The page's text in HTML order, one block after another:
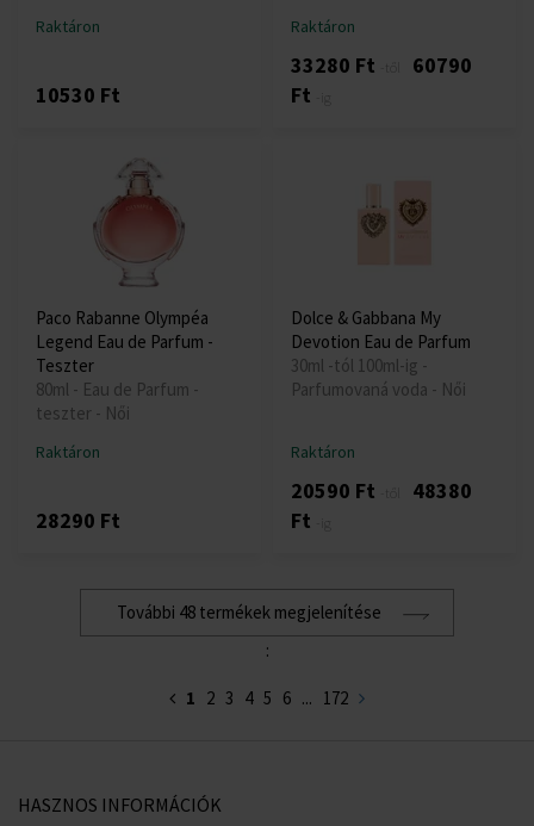
Raktáron
10530 Ft
Raktáron
33280 Ft
60790
Ft
Paco Rabanne Olympéa
Legend Eau de Parfum -
Teszter
80ml - Eau de Parfum -
teszter - Női
Raktáron
28290 Ft
Dolce & Gabbana My
Devotion Eau de Parfum
30ml -tól 100ml-ig -
Parfumovaná voda - Női
Raktáron
20590 Ft
48380
Ft
További 48 termékek megjelenítése
:
1 2 3 4 5 6 ... 172
HASZNOS INFORMÁCIÓK